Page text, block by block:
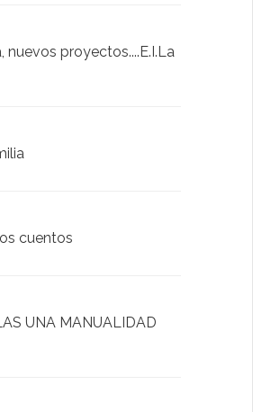
nuevos proyectos....E.I.La
cuentos
UNA MANUALIDAD